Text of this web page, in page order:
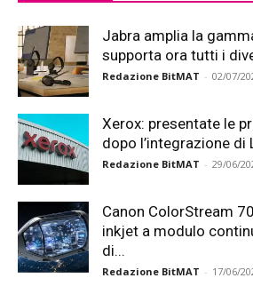
Jabra amplia la
supporta ora tutti i
Redazione BitMAT - 02/07/
Xerox: presentate le
dopo l’integrazione di
Redazione BitMAT - 29/06/
Canon ColorStream
inkjet a modulo
di...
Redazione BitMAT - 17/06/